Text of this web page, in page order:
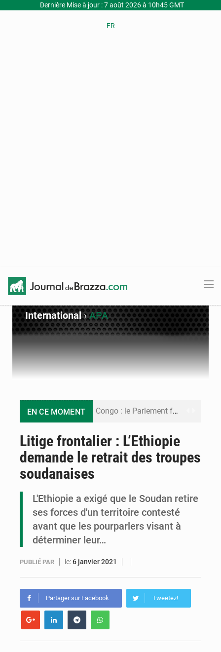
Dernière Mise à jour : 7 août 2026 à 10h45 GMT
FR
International›APA
EN CE MOMENT Congo : le Parlement formule 28 recommandations sur le Cadre budgétaire 2027-2029
Congo : la Grande foire agricole pour renforcer la souveraineté alimentaire
Le Congo se dote d’un programme national pour valoriser les produits forestiers non ligneux
Litige frontalier : L’Ethiopie
demande le retrait des troupes
soudanaises
L'Ethiopie a exigé que le Soudan retire
ses forces d'un territoire contesté
avant que les pourparlers visant à
déterminer leur…
PUBLIÉ PAR le:6 janvier 2021
Partager sur Facebook Tweetez!